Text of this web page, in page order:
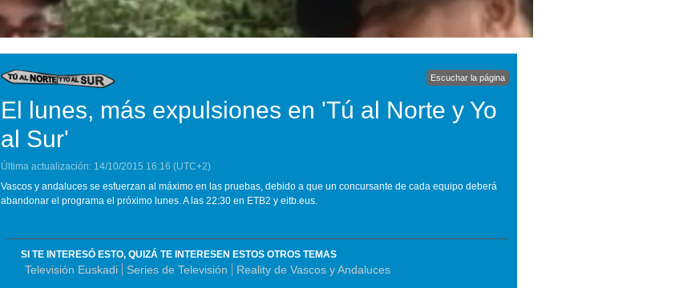
Escuchar la página
El lunes, más expulsiones en 'Tú al Norte y Yo
al Sur'
Última actualización: 14/10/2015 16:16 (UTC+2)
Vascos y andaluces se esfuerzan al máximo en las pruebas, debido a que un concursante de cada equipo deberá
abandonar el programa el próximo lunes. A las 22:30 en ETB2 y eitb.eus.
SI TE INTERESÓ ESTO, QUIZÁ TE INTERESEN ESTOS OTROS TEMAS
Televisión Euskadi Series de Televisión Reality de Vascos y Andaluces